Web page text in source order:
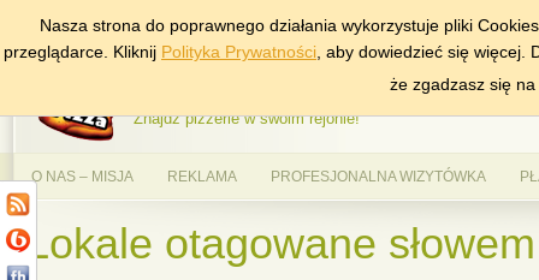
DODAJ NAS DO ULUBIONYCH ZNAJDŹ
AlePizza.com –
Znajdź pizzerie w swoim rejonie!
O NAS – MISJA REKLAMA PROFESJONALNA WIZYTÓWKA
Lokale otagowane
Nasza strona do poprawnego działania wykorzystuje pliki
przeglądarce. Kliknij Polityka Prywatności , aby dowiedzieć się
że zgadzasz się